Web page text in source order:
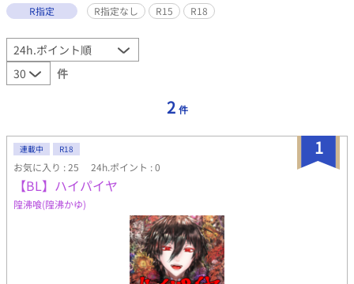
R指定
R指定なし R15 R18
件
2 件
1
連載中 R18
お気に入り : 25 24h.ポイント : 0
【BL】ハイパイヤ
隍沸喰(隍沸かゆ)